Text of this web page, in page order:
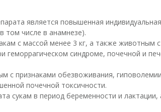
является повышенная
том числе в анамнезе).
с массой менее 3 кг, а также животным
геморрагическом синдроме, почечной и
с признаками обезвоживания,
почечной токсичности.
сукам в период беременности и